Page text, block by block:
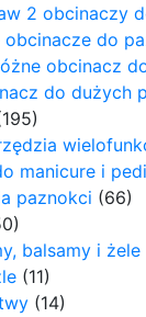
2 obcinaczy
obcinacze do
obcinacz
do dużych
manicure i
paznokci (66)
balsamy i żele
(11)
(14)